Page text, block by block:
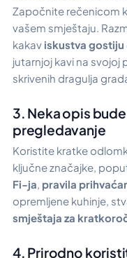
Započnite rečenicom
vašem smještaju.
kakav iskustva gostiju
jutarnjoj kavi na svojoj
skrivenih dragulja
3. Neka opis
pregledavanje
Koristite kratke
ključne značajke,
Fi-ja, pravila
opremljene kuhinje,
smještaja za
4. Prirodno